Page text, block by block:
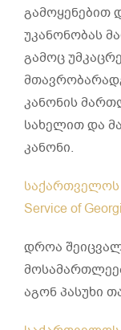
გამოყენებით
უკანონობას
გამოც
კანონის
სახელით და
კანონი.
საქართველოს
Service of
დროა
აგონ პასუხი